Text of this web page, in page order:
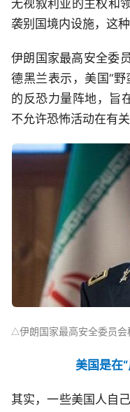
无视叙利亚的主权和
袭别国境内设施，这
伊朗国家最高安全委
德黑兰表示，美国“
的反恐力量阵地，旨
不允许恐怖活动在有
△伊朗国家最高安全委员会
美国是在“
其实，一些美国人自